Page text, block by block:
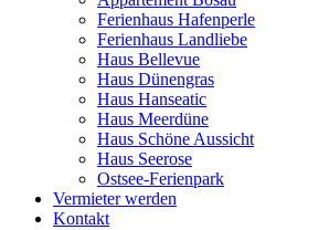
Ferienhaus Hafenperle
Ferienhaus Landliebe
Haus Bellevue
Haus Dünengras
Haus Hanseatic
Haus Meerdüne
Haus Schöne Aussicht
Haus Seerose
Ostsee-Ferienpark
Vermieter werden
Kontakt